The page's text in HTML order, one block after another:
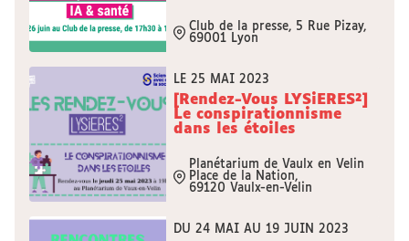
Club de la presse, 5 Rue Pizay,
69001 Lyon
LE 25 MAI 2023
[Rendez-Vous LYSiERES²]
Le conspirationnisme
dans les étoiles
Planétarium de Vaulx en Velin
Place de la Nation,
69120 Vaulx-en-Velin
DU 24 MAI AU 19 JUIN 2023